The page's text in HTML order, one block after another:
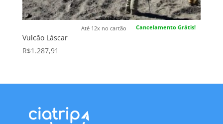
Até 12x no cartão Cancelamento Grátis!
Vulcão Láscar
R$1.287,91